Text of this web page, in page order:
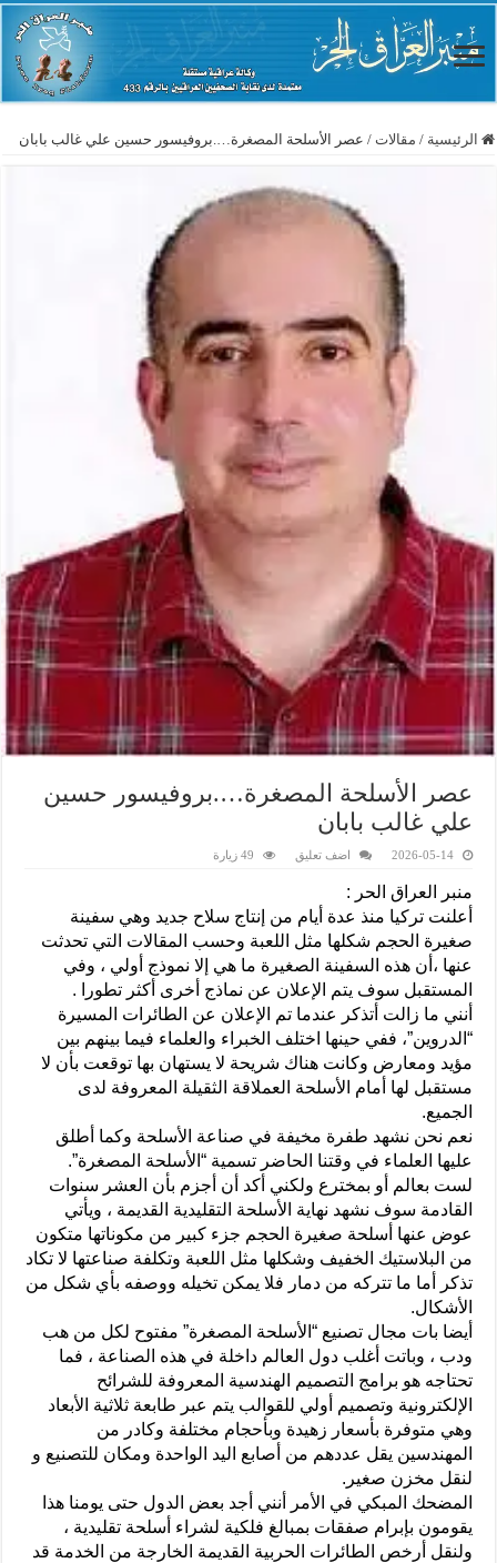
الرئيسية / مقالات / عصر الأسلحة المصغرة….بروفيسور حسين علي غالب بابان
عصر الأسلحة المصغرة….بروفيسور حسين
علي غالب بابان
2026-05-14 اضف تعليق 49 زيارة
منبر العراق الحر :
أعلنت تركيا منذ عدة أيام من إنتاج سلاح جديد وهي سفينة
صغيرة الحجم شكلها مثل اللعبة وحسب المقالات التي تحدثت
عنها ،أن هذه السفينة الصغيرة ما هي إلا نموذج أولي ، وفي
المستقبل سوف يتم الإعلان عن نماذج أخرى أكثر تطورا .
أنني ما زالت أتذكر عندما تم الإعلان عن الطائرات المسيرة
“الدروين”، ففي حينها اختلف الخبراء والعلماء فيما بينهم بين
مؤيد ومعارض وكانت هناك شريحة لا يستهان بها توقعت بأن لا
مستقبل لها أمام الأسلحة العملاقة الثقيلة المعروفة لدى
الجميع.
نعم نحن نشهد طفرة مخيفة في صناعة الأسلحة وكما أطلق
عليها العلماء في وقتنا الحاضر تسمية “الأسلحة المصغرة”.
لست بعالم أو بمخترع ولكني أكد أن أجزم بأن العشر سنوات
القادمة سوف نشهد نهاية الأسلحة التقليدية القديمة ، ويأتي
عوض عنها أسلحة صغيرة الحجم جزء كبير من مكوناتها متكون
من البلاستيك الخفيف وشكلها مثل اللعبة وتكلفة صناعتها لا تكاد
تذكر أما ما تتركه من دمار فلا يمكن تخيله ووصفه بأي شكل من
الأشكال.
أيضا بات مجال تصنيع “الأسلحة المصغرة” مفتوح لكل من هب
ودب ، وباتت أغلب دول العالم داخلة في هذه الصناعة ، فما
تحتاجه هو برامج التصميم الهندسية المعروفة للشرائح
الإلكترونية وتصميم أولي للقوالب يتم عبر طابعة ثلاثية الأبعاد
وهي متوفرة بأسعار زهيدة وبأحجام مختلفة وكادر من
المهندسين يقل عددهم من أصابع اليد الواحدة ومكان للتصنيع و
لنقل مخزن صغير.
المضحك المبكي في الأمر أنني أجد بعض الدول حتى يومنا هذا
يقومون بإبرام صفقات بمبالغ فلكية لشراء أسلحة تقليدية ،
ولنقل أرخص الطائرات الحربية القديمة الخارجة من الخدمة قد